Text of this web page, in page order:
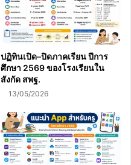
ปฏิทินเปิด–ปิดภาคเรียน ปีการ
ศึกษา 2569 ของโรงเรียนใน
สังกัด สพฐ.
13/05/2026